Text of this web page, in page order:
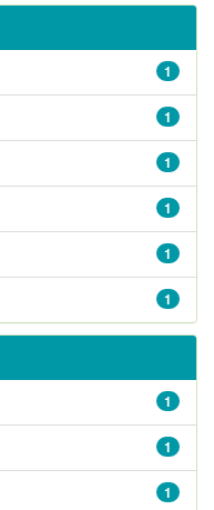
1
1
1
1
1
1
1
1
1